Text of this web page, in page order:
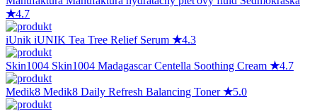
★4.7
iUnik iUNIK Tea Tree Relief Serum ★4.3
Skin1004 Skin1004 Madagascar Centella Soothing Cream ★4.7
Medik8 Medik8 Daily Refresh Balancing Toner★5.0